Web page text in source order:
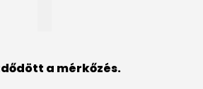
a mérkőzés.